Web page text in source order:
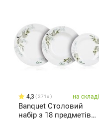
4,3 271x на складі
Banquet Столовий
набір з 18 предметів